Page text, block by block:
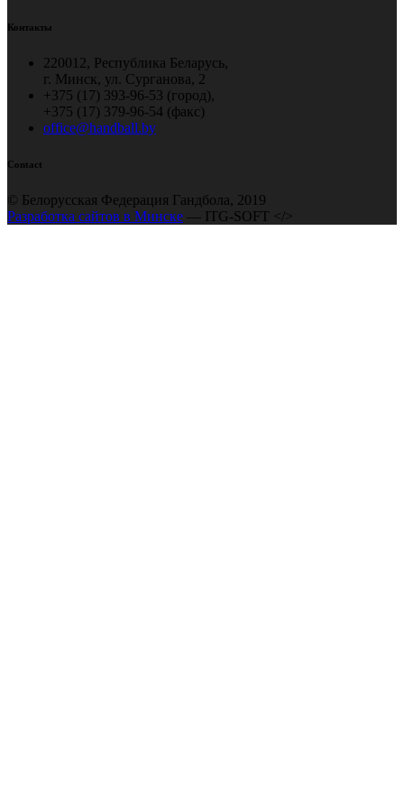
Контакты
220012, Республика Беларусь,
г. Минск, ул. Сурганова, 2
+375 (17) 393-96-53 (город),
+375 (17) 379-96-54 (факс)
office@handball.by
Contact
© Белорусская Федерация Гандбола, 2019
Разработка сайтов в Минске — ITG-SOFT </>